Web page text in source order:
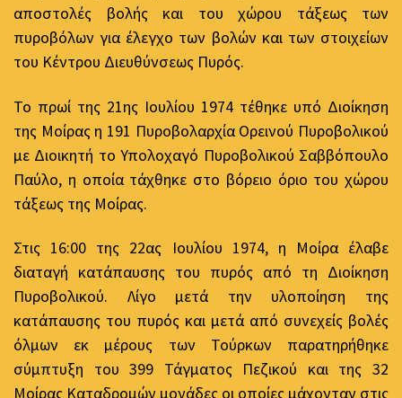
αποστολές βολής και του χώρου τάξεως των
πυροβόλων για έλεγχο των βολών και των στοιχείων
του Κέντρου Διευθύνσεως Πυρός.
Το πρωί της 21ης Ιουλίου 1974 τέθηκε υπό Διοίκηση
της Μοίρας η 191 Πυροβολαρχία Ορεινού Πυροβολικού
με Διοικητή το Υπολοχαγό Πυροβολικού Σαββόπουλο
Παύλο, η οποία τάχθηκε στο βόρειο όριο του χώρου
τάξεως της Μοίρας.
Στις 16:00 της 22ας Ιουλίου 1974, η Μοίρα έλαβε
διαταγή κατάπαυσης του πυρός από τη Διοίκηση
Πυροβολικού. Λίγο μετά την υλοποίηση της
κατάπαυσης του πυρός και μετά από συνεχείς βολές
όλμων εκ μέρους των Τούρκων παρατηρήθηκε
σύμπτυξη του 399 Τάγματος Πεζικού και της 32
Μοίρας Καταδρομών μονάδες οι οποίες μάχονταν στις